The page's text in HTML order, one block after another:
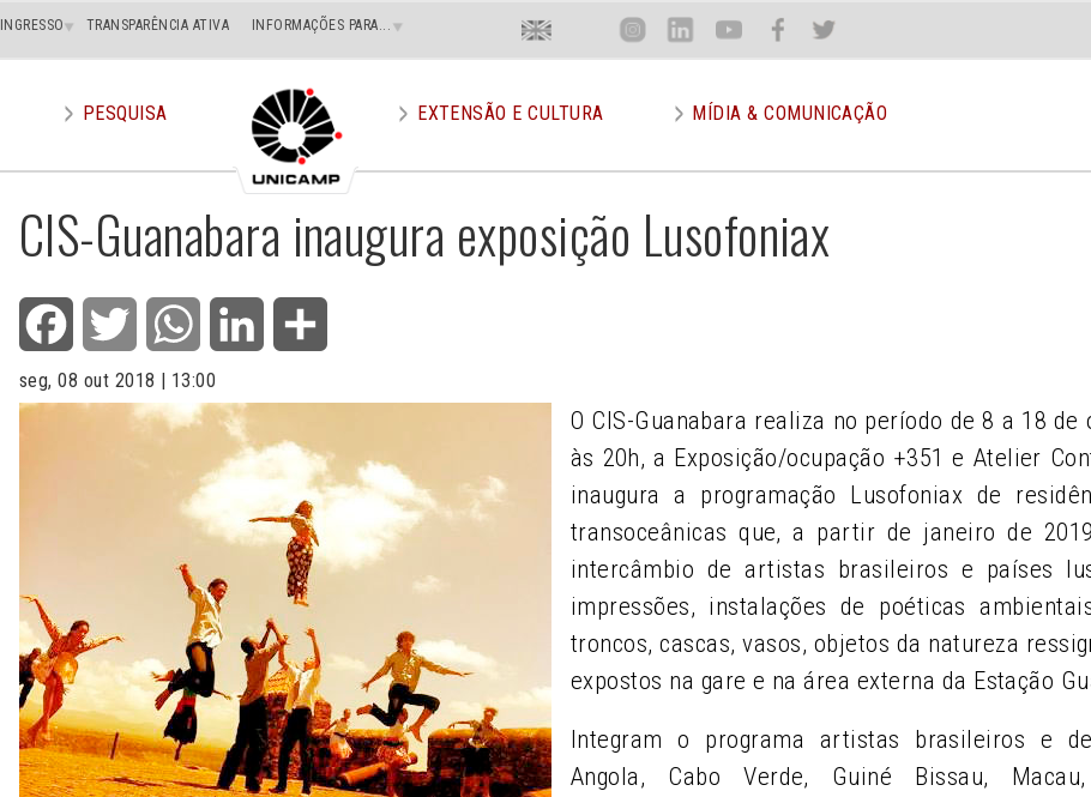
INGRESSO TRANSPARÊNCIA ATIVA INFORMAÇÕES PARA... Menu
Superior
Direito
En Inst Lin You Face Twit
PESQUISA EXTENSÃO E CULTURA MÍDIA & COMUNICAÇÃO
CIS-Guanabara inaugura exposição Lusofoniax
Facebook Twitter WhatsApp LinkedIn
seg, 08 out 2018 | 13:00
O CIS-Guanabara realiza no período de 8 a 18 de
às 20h, a Exposição/ocupação +351 e Atelier
inaugura a programação Lusofoniax de
transoceânicas que, a partir de janeiro de
intercâmbio de artistas brasileiros e países
impressões, instalações de poéticas
troncos, cascas, vasos, objetos da natureza
expostos na gare e na área externa da Estação
Integram o programa artistas brasileiros e
Angola, Cabo Verde, Guiné Bissau, Macau,